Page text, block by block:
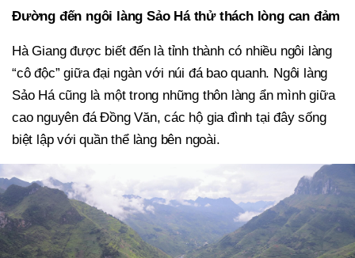
Đường đến ngôi làng Sảo Há thử thách lòng can đảm
Hà Giang được biết đến là tỉnh thành có nhiều ngôi làng
“cô độc” giữa đại ngàn với núi đá bao quanh. Ngôi làng
Sảo Há cũng là một trong những thôn làng ẩn mình giữa
cao nguyên đá Đồng Văn, các hộ gia đình tại đây sống
biệt lập với quần thể làng bên ngoài.